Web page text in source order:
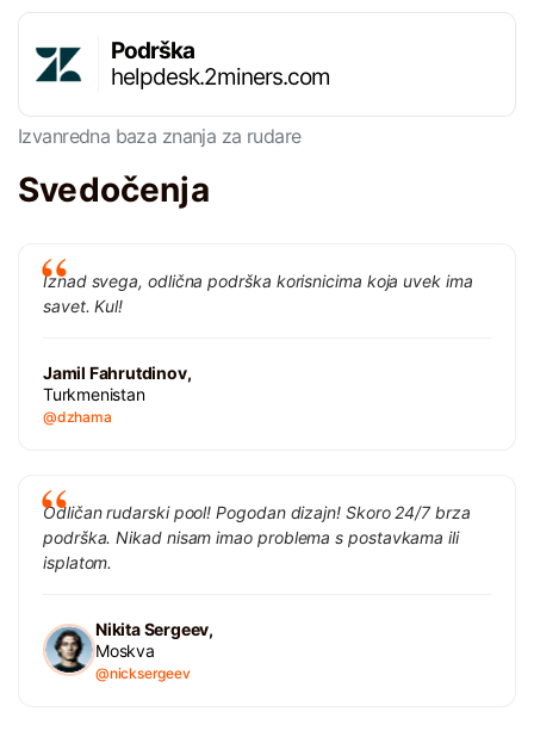
Podrška
helpdesk.2miners.com
Izvanredna baza znanja za rudare
Svedočenja
Iznad svega, odlična podrška korisnicima koja uvek ima
savet. Kul!
Jamil Fahrutdinov,
Turkmenistan
@dzhama
Odličan rudarski pool! Pogodan dizajn! Skoro 24/7 brza
podrška. Nikad nisam imao problema s postavkama ili
isplatom.
Nikita Sergeev,
Moskva
@nicksergeev